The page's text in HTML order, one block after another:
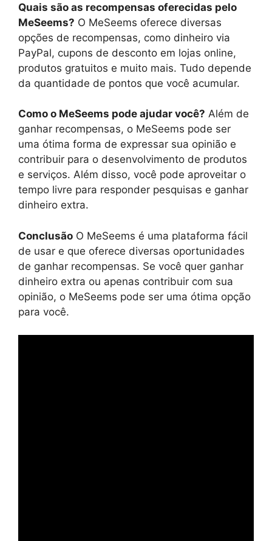
Quais são as recompensas oferecidas pelo
MeSeems? O MeSeems oferece diversas
opções de recompensas, como dinheiro via
PayPal, cupons de desconto em lojas online,
produtos gratuitos e muito mais. Tudo depende
da quantidade de pontos que você acumular.
Como o MeSeems pode ajudar você? Além de
ganhar recompensas, o MeSeems pode ser
uma ótima forma de expressar sua opinião e
contribuir para o desenvolvimento de produtos
e serviços. Além disso, você pode aproveitar o
tempo livre para responder pesquisas e ganhar
dinheiro extra.
Conclusão O MeSeems é uma plataforma fácil
de usar e que oferece diversas oportunidades
de ganhar recompensas. Se você quer ganhar
dinheiro extra ou apenas contribuir com sua
opinião, o MeSeems pode ser uma ótima opção
para você.